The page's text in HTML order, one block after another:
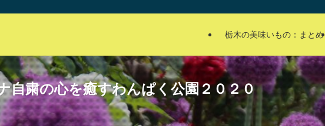
栃木の美味いもの：まとめ
自粛の心を癒すわんぱく公園２０２０